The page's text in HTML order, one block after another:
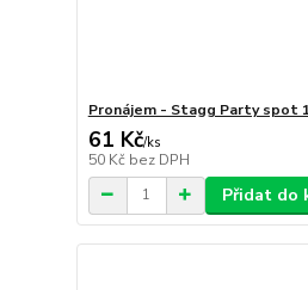
Pronájem - Stagg Party spot
61 Kč/ks
50 Kč bez DPH
Přidat do